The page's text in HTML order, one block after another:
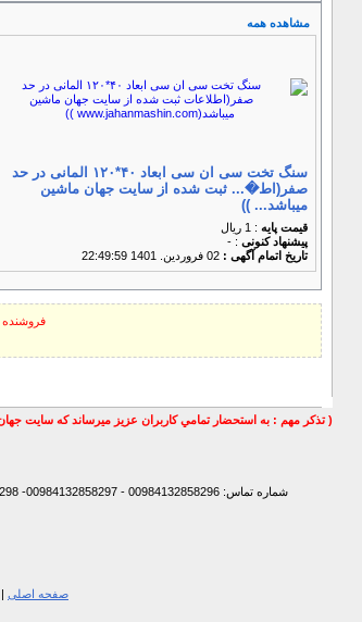
مشاهده همه
سنگ تخت سی ان سی ابعاد ۴۰*۱۲۰ المانی در حد
صفر(اط�... ثبت شده از سایت جهان ماشین
میباشد... ))
قیمت پایه : 1 ریال
پیشنهاد كنونی : -
تاریخ اتمام آگهی :
فروشنده
( تذكر مهم : به استحضار تمامي كاربران عزيز ميرساند كه سايت
شماره تماس: 00984132858296 - 00984132858297- 00984132858298 - 00989147772830 - 00989141170307 -
صفحه اصلی |